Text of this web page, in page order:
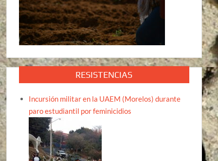
RESISTENCIAS
Incursión militar en la UAEM (Morelos) durante
paro estudiantil por feminicidios